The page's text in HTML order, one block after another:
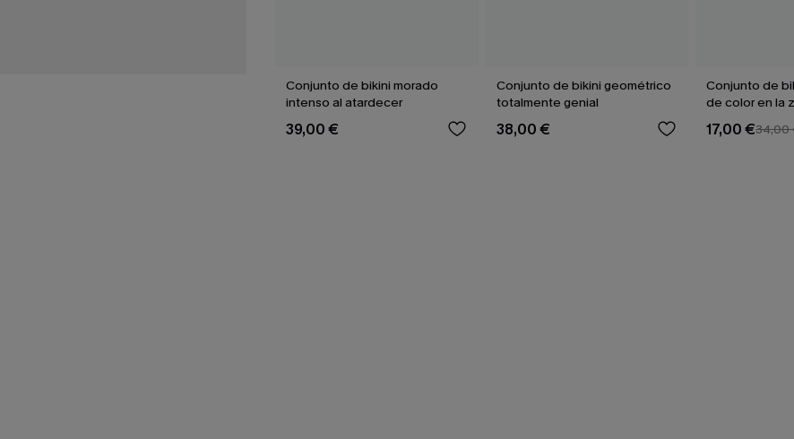
Conjunto de bikini morado
intenso al atardecer
39,00 €
Conjunto de bikini geométrico
totalmente genial
38,00 €
Conjunto de
de color en la
17,00 €34,00